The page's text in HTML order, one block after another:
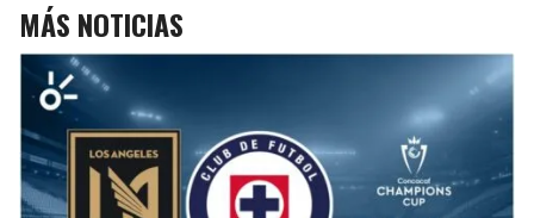
MÁS NOTICIAS